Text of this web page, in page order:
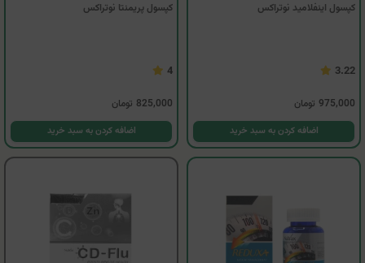
کپسول اینفلامید نوتراکس
3.22
975,000 تومان
اضافه کردن به سبد خرید
کپسول پریمنتا نوتراکس
4
825,000 تومان
اضافه کردن به سبد خرید